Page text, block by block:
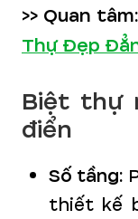
>> Quan
Thự Đẹp
Biệt thự
điển
Số tầng:
thiết kế